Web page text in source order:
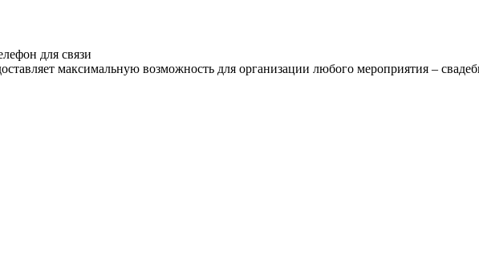
для связи
максимальную возможность для организации любого мероприятия –